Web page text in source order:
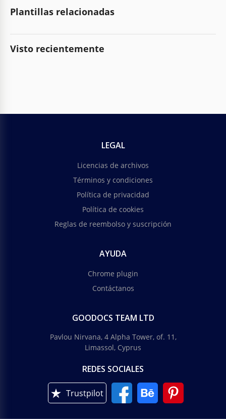
Plantillas relacionadas
Visto recientemente
LEGAL
Licencias de archivos
Términos y condiciones
Política de privacidad
Política de cookies
Reglas de reembolso y suscripción
AYUDA
Chrome plugin
Contáctanos
GOODOCS TEAM LTD
Pavlou Nirvana, 4 Alpha Tower, of. 11,
Limassol, Cyprus
REDES SOCIALES
Trustpilot